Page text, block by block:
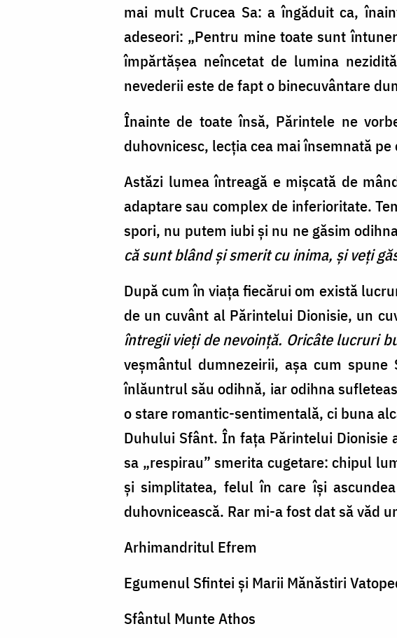
mai mult Crucea Sa: a îngăduit ca,
adeseori: „Pentru mine toate sunt
împărtăşea neîncetat de lumina
nevederii este de fapt o binecuvântare
Înainte de toate însă, Părintele ne
duhovnicesc, lecţia cea mai însemnată
Astăzi lumea întreagă e mişcată de
adaptare sau complex de inferioritate.
spori, nu putem iubi şi nu ne găsim
că sunt blând şi smerit cu inima, şi veţi
După cum în viaţa fiecărui om există
de un cuvânt al Părintelui Dionisie, un
întregii vieţi de nevoinţă. Oricâte lucruri
veşmântul dumnezeirii, aşa cum
înlăuntrul său odihnă, iar odihna
o stare romantic-sentimentală, ci buna
Duhului Sfânt. În faţa Părintelui Dionisie
sa „respirau” smerita cugetare: chipul
şi simplitatea, felul în care îşi
duhovnicească. Rar mi-a fost dat să văd
Arhimandritul Efrem
Egumenul Sfintei şi Marii Mănăstiri
Sfântul Munte Athos